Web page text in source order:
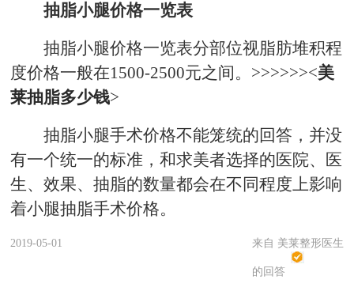
抽脂小腿价格一览表
抽脂小腿价格一览表分部位视脂肪堆积程
度价格一般在1500-2500元之间。>>>>>><美
莱抽脂多少钱>
抽脂小腿手术价格不能笼统的回答，并没
有一个统一的标准，和求美者选择的医院、医
生、效果、抽脂的数量都会在不同程度上影响
着小腿抽脂手术价格。
2019-05-01 来自 美莱整形医生
的回答